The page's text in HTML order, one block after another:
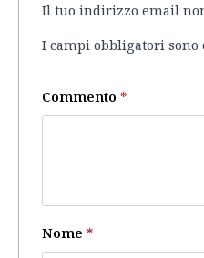
Il tuo indirizzo email
I campi obbligatori sono
Commento *
Nome *